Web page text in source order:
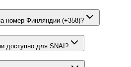
номер Финляндии (+358)?
доступно для SNAI?